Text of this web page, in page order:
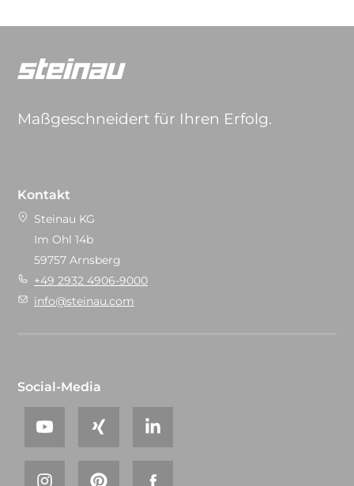
Maßgeschneidert für Ihren Erfolg.
Kontakt
Steinau KG
Im Ohl 14b
59757 Arnsberg
+49 2932 4906-9000
info@steinau.com
Social-Media